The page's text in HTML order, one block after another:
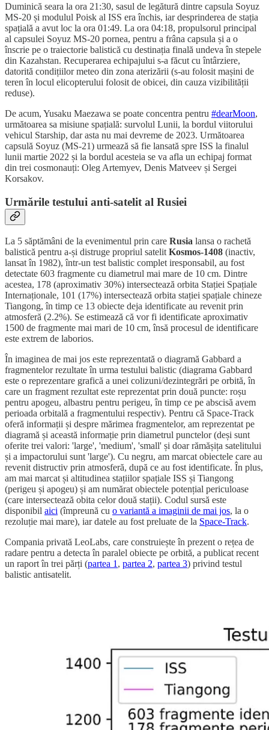
Duminică seara la ora 21:30, sasul de legătură dintre capsula Soyuz
MS-20 și modulul Poisk al ISS era închis, iar desprinderea de stația
spațială a avut loc la ora 01:49. La ora 04:18, propulsorul principal
al capsulei Soyuz MS-20 pornea, pentru a frâna capsula și a o
înscrie pe o traiectorie balistică cu destinația finală undeva în stepele
din Kazahstan. Recuperarea echipajului s-a făcut cu întârziere,
datorită condițiilor meteo din zona aterizării (s-au folosit mașini de
teren în locul elicopterului folosit de obicei, din cauza vizibilității
reduse).
De acum, Yusaku Maezawa se poate concentra pentru #dearMoon,
următoarea sa misiune spațială: survolul Lunii, la bordul viitorului
vehicul Starship, dar asta nu mai devreme de 2023. Următoarea
capsulă Soyuz (MS-21) urmează să fie lansată spre ISS la finalul
lunii martie 2022 și la bordul acesteia se va afla un echipaj format
din trei cosmonauți: Oleg Artemyev, Denis Matveev și Sergei
Korsakov.
Urmările testului anti-satelit al Rusiei
La 5 săptămâni de la evenimentul prin care Rusia lansa o rachetă
balistică pentru a-și distruge propriul satelitKosmos-1408 (inactiv,
lansat în 1982), într-un test balistic complet iresponsabil, au fost
detectate 603 fragmente cu diametrul mai mare de 10 cm. Dintre
acestea, 178 (aproximativ 30%) intersectează orbita Stației Spațiale
Internaționale, 101 (17%) intersectează orbita stației spațiale chineze
Tiangong, în timp ce 13 obiecte deja identificate au revenit prin
atmosferă (2.2%). Se estimează că vor fi identificate aproximativ
1500 de fragmente mai mari de 10 cm, însă procesul de identificare
este extrem de laborios.
În imaginea de mai jos este reprezentată o diagramă Gabbard a
fragmentelor rezultate în urma testului balistic (diagrama Gabbard
este o reprezentare grafică a unei colizuni/dezintegrări pe orbită, în
care un fragment rezultat este reprezentat prin două puncte: roșu
pentru apogeu, albastru pentru perigeu, în timp ce pe abscisă avem
perioada orbitală a fragmentului respectiv). Pentru că Space-Track
oferă informații și despre mărimea fragmentelor, am reprezentat pe
diagramă și această informație prin diametrul punctelor (deși sunt
oferite trei valori: 'large', 'medium', 'small' și doar rămășița satelitului
și a impactorului sunt 'large'). Cu negru, am marcat obiectele care au
revenit distructiv prin atmosferă, după ce au fost identificate. În plus,
am mai marcat și altitudinea stațiilor spațiale ISS și Tiangong
(perigeu și apogeu) și am numărat obiectele potențial periculoase
(care intersectează obita celor două stații). Codul sursă este
disponibil aici (împreună cu o variantă a imaginii de mai jos, la o
rezoluție mai mare), iar datele au fost preluate de la Space-Track.
Compania privată LeoLabs, care construiește în prezent o rețea de
radare pentru a detecta în paralel obiecte pe orbită, a publicat recent
un raport în trei părți (partea 1, partea 2, partea 3) privind testul
balistic antisatelit.